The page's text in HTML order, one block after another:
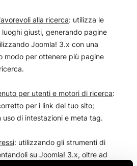
alla ricerca: utilizza le
giusti, generando pagine
Joomla! 3.x con una
modo per ottenere più pagine
per utenti e motori di ricerca:
per i link del tuo sito;
di intestazioni e meta tag.
: utilizzando gli strumenti di
su Joomla! 3.x, oltre ad